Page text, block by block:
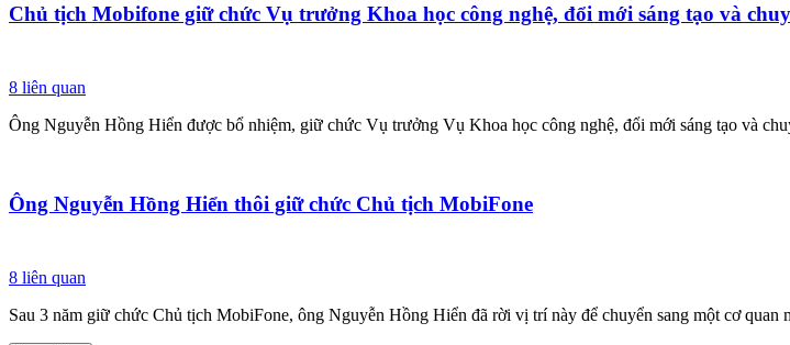
Chủ tịch Mobifone giữ chức Vụ trưởng Khoa học công nghệ, đổi mới sáng tạo và
8 liên quan
Ông Nguyễn Hồng Hiển được bổ nhiệm, giữ chức Vụ trưởng Vụ Khoa học công nghệ, đổi mới sáng tạo và
Ông Nguyễn Hồng Hiển thôi giữ chức Chủ tịch MobiFone
8 liên quan
Sau 3 năm giữ chức Chủ tịch MobiFone, ông Nguyễn Hồng Hiển đã rời vị trí này để chuyển sang một cơ quan